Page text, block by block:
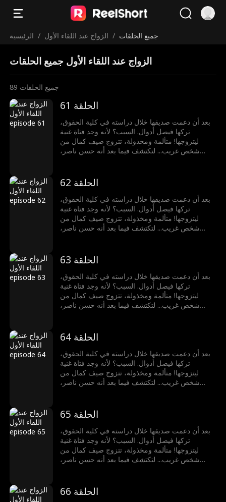
الرئيسية / الزواج عند اللقاء الأول / جميع الحلقات
الزواج عند اللقاء الأول جميع الحلقات
89 جميع الحلقات
الحلقة 61
بعد أن دعمت صديقها خلال دراسته في كلية الحقوق،
تركها فيصل أدوال. السبب؟ لأنه وجد فتاة غنية
ليتزوجها! متألمة ومخذولة، تتزوج صيف كمال من
شخص غريب... لتكتشف فيما بعد أنه حسن ناصر،
الحلقة 62
بعد أن دعمت صديقها خلال دراسته في كلية الحقوق،
تركها فيصل أدوال. السبب؟ لأنه وجد فتاة غنية
ليتزوجها! متألمة ومخذولة، تتزوج صيف كمال من
شخص غريب... لتكتشف فيما بعد أنه حسن ناصر،
الحلقة 63
بعد أن دعمت صديقها خلال دراسته في كلية الحقوق،
تركها فيصل أدوال. السبب؟ لأنه وجد فتاة غنية
ليتزوجها! متألمة ومخذولة، تتزوج صيف كمال من
شخص غريب... لتكتشف فيما بعد أنه حسن ناصر،
الحلقة 64
بعد أن دعمت صديقها خلال دراسته في كلية الحقوق،
تركها فيصل أدوال. السبب؟ لأنه وجد فتاة غنية
ليتزوجها! متألمة ومخذولة، تتزوج صيف كمال من
شخص غريب... لتكتشف فيما بعد أنه حسن ناصر،
الحلقة 65
بعد أن دعمت صديقها خلال دراسته في كلية الحقوق،
تركها فيصل أدوال. السبب؟ لأنه وجد فتاة غنية
ليتزوجها! متألمة ومخذولة، تتزوج صيف كمال من
شخص غريب... لتكتشف فيما بعد أنه حسن ناصر،
الحلقة 66